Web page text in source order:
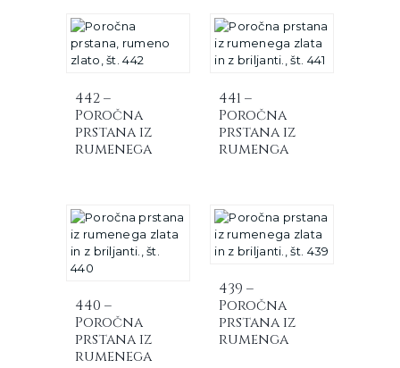
442 –
Poročna
prstana iz
rumenega
441 –
Poročna
prstana iz
rumenga
440 –
Poročna
prstana iz
rumenega
439 –
Poročna
prstana iz
rumenga